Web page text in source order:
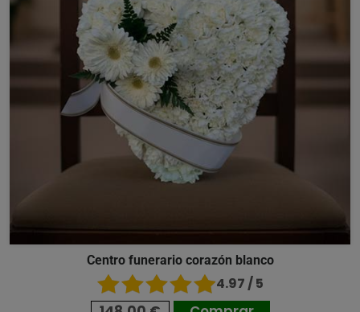
Centro funerario corazón blanco
4.97 / 5